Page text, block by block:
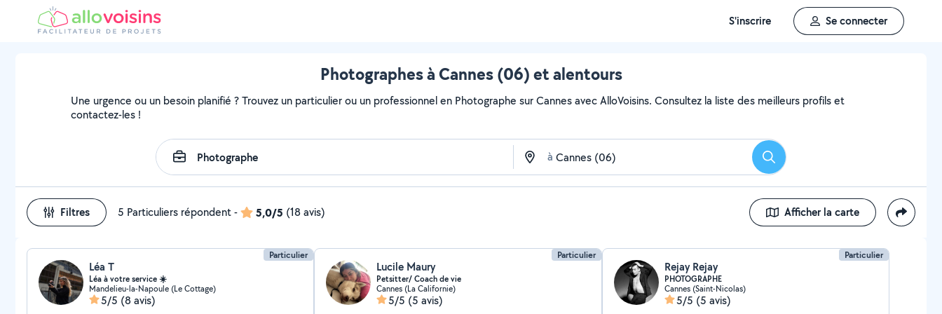
S'inscrire Se connecter
Photographes à Cannes (06) et alentours
Une urgence ou un besoin planifié ? Trouvez un particulier ou un professionnel en Photographe sur Cannes avec AlloVoisins. Consultez la liste des meilleurs profils et
contactez-les !
à Rechercher
Filtres 5 Particuliers répondent- 5,0/5 (18 avis) Afficher la carte
Particulier
Léa T
Léa à votre service ☀️
Mandelieu-la-Napoule (Le Cottage)
5/5 (8 avis)
Particulier
Lucile Maury
Petsitter/ Coach de vie
Cannes (La Californie)
5/5 (5 avis)
Particulier
Rejay Rejay
PHOTOGRAPHE
Cannes (Saint-Nicolas)
5/5 (5 avis)